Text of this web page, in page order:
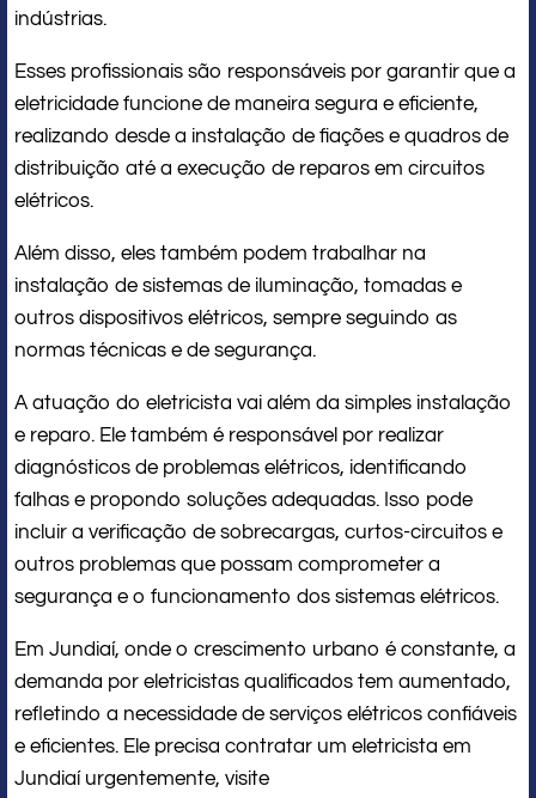
indústrias.
Esses profissionais são responsáveis por garantir que a
eletricidade funcione de maneira segura e eficiente,
realizando desde a instalação de fiações e quadros de
distribuição até a execução de reparos em circuitos
elétricos.
Além disso, eles também podem trabalhar na
instalação de sistemas de iluminação, tomadas e
outros dispositivos elétricos, sempre seguindo as
normas técnicas e de segurança.
A atuação do eletricista vai além da simples instalação
e reparo. Ele também é responsável por realizar
diagnósticos de problemas elétricos, identificando
falhas e propondo soluções adequadas. Isso pode
incluir a verificação de sobrecargas, curtos-circuitos e
outros problemas que possam comprometer a
segurança e o funcionamento dos sistemas elétricos.
Em Jundiaí, onde o crescimento urbano é constante, a
demanda por eletricistas qualificados tem aumentado,
refletindo a necessidade de serviços elétricos confiáveis
e eficientes. Ele precisa contratar um eletricista em
Jundiaí urgentemente, visite